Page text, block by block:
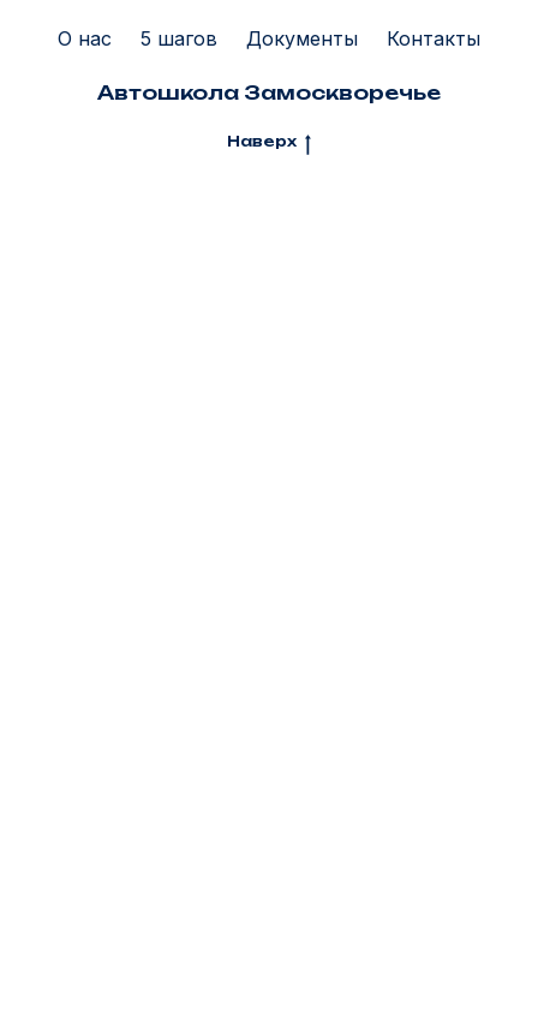
О нас 5 шагов Документы Контакты
Автошкола Замоскворечье
Наверх